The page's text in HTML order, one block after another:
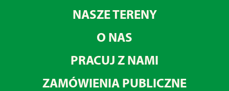
NASZE TERENY
O NAS
PRACUJ Z NAMI
ZAMÓWIENIA PUBLICZNE